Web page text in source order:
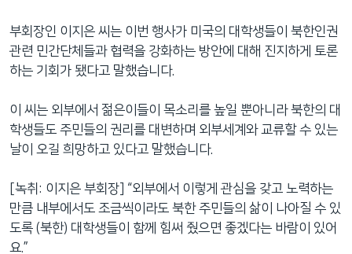
부회장인 이지은 씨는 이번 행사가 미국의 대학생들이 북한인권
관련 민간단체들과 협력을 강화하는 방안에 대해 진지하게 토론
하는 기회가 됐다고 말했습니다.
이 씨는 외부에서 젊은이들이 목소리를 높일 뿐아니라 북한의 대
학생들도 주민들의 권리를 대변하며 외부세계와 교류할 수 있는
날이 오길 희망하고 있다고 말했습니다.
[녹취: 이지은 부회장] “외부에서 이렇게 관심을 갖고 노력하는
만큼 내부에서도 조금씩이라도 북한 주민들의 삶이 나아질 수 있
도록 (북한) 대학생들이 함께 힘써 줬으면 좋겠다는 바람이 있어
요.”